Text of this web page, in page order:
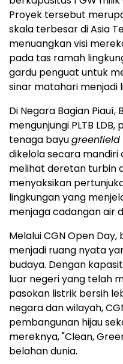
Proyek tersebut
skala terbesar di Asia
menuangkan visi
pada tas ramah
gardu penguat untuk
sinar matahari menjadi
Di Negara Bagian Piauí,
mengunjungi PLTB
tenaga bayugreenfield
dikelola secara mandiri
melihat deretan turbin
menyaksikan
lingkungan yang
menjaga cadangan air
Melalui CGN Open
menjadi ruang nyata
budaya. Dengan
luar negeri yang telah
pasokan listrik bersih
negara dan wilayah,
pembangunan hijau
mereknya, "Clean,
belahan dunia.